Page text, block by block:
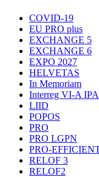
COVID-19
EU PRO plus
EXCHANGE 5
EXCHANGE 6
EXPO 2027
HELVETAS
In Memoriam
Interreg VI-A IPA
LIID
POPOS
PRO
PRO LGPN
PRO-
RELOF 3
RELOF2